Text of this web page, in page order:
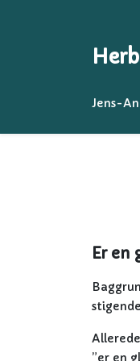
Jens-
Er en
”er en